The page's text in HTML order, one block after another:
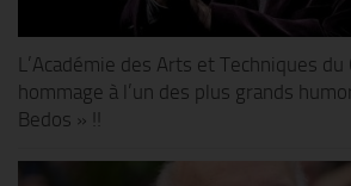
L’Académie des Arts et Techniques du
hommage à l’un des plus grands
Bedos » !!